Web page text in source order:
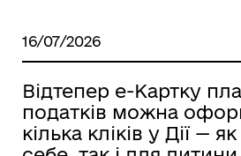
16/07/2026
Відтепер е-Картку
податків можна
кілька кліків у Дії —